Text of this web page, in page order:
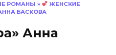
РОМАНЫ »
ЖЕНСКИЕ
БАСКОВА
Анна